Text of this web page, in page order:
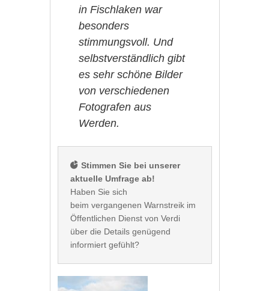
in Fischlaken war
besonders
stimmungsvoll. Und
selbstverständlich gibt
es sehr schöne Bilder
von verschiedenen
Fotografen aus
Werden.
Stimmen Sie bei unserer
aktuelle Umfrage ab!
Haben Sie sich
beim vergangenen Warnstreik im
Öffentlichen Dienst von Verdi
über die Details genügend